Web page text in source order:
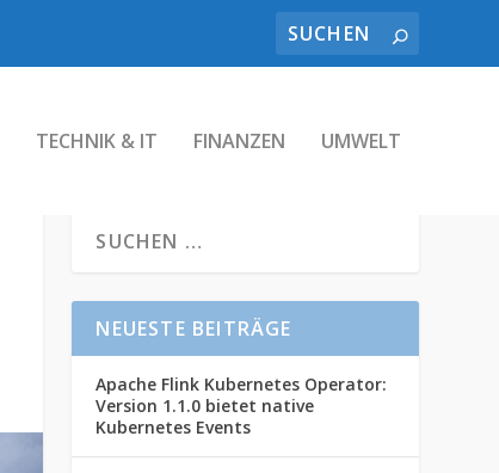
TECHNIK & IT FINANZEN UMWELT
NEUESTE BEITRÄGE
Apache Flink Kubernetes Operator:
Version 1.1.0 bietet native
Kubernetes Events